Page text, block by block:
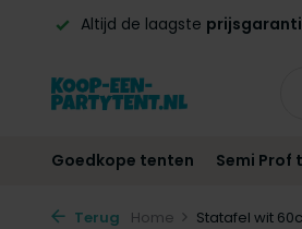
Altijd de laagste
Goedkope tenten Semi Prof
Terug Home Statafel wit